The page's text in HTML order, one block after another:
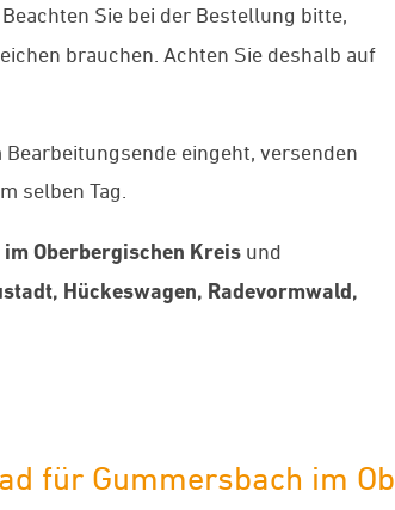
Sie bei der Bestellung bitte,
brauchen. Achten Sie deshalb auf
eingeht, versenden
selben Tag.
Oberbergischen Kreis und
Hückeswagen, Radevormwald,
für Gummersbach im